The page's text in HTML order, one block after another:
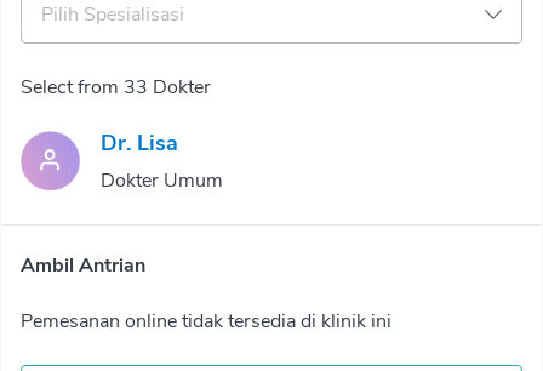
Pilih Spesialisasi
Select from 33 Dokter
Dr. Lisa
Dokter Umum
Ambil Antrian
Pemesanan online tidak tersedia di klinik ini